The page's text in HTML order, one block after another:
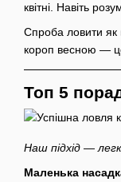
квітні. Навіть
Спроба ловити як
короп весною —
Топ 5
Наш підхід —
Маленька